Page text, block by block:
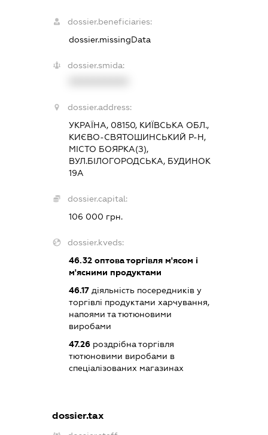
dossier.beneficiaries:
dossier.missingData
dossier.smida:
dossier.address:
УКРАЇНА, 08150, КИЇВСЬКА ОБЛ.,
КИЄВО-СВЯТОШИНСЬКИЙ Р-Н,
МІСТО БОЯРКА(З),
ВУЛ.БІЛОГОРОДСЬКА, БУДИНОК
19А
dossier.capital:
106 000 грн.
dossier.kveds:
46.32 оптова торгівля м'ясом і
м'ясними продуктами
46.17 діяльність посередників у
торгівлі продуктами харчування,
напоями та тютюновими
виробами
47.26 роздрібна торгівля
тютюновими виробами в
спеціалізованих магазинах
dossier.tax